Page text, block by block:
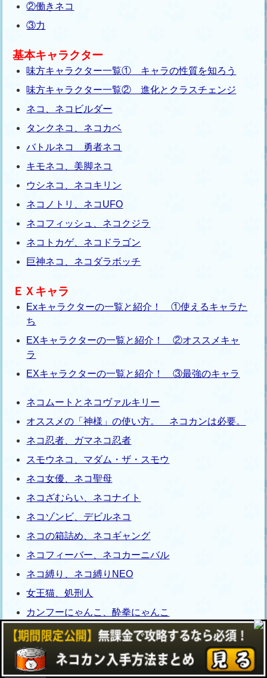
②働きネコ
③力
基本キャラクター
味方キャラクター一覧① キャラの性質を知ろう
味方キャラクター一覧② 進化とクラスチェンジ
ネコ、ネコビルダー
タンクネコ、ネコカベ
バトルネコ 勇者ネコ
キモネコ、美脚ネコ
ウシネコ、ネコキリン
ネコノトリ、ネコUFO
ネコフィッシュ、ネコクジラ
ネコトカゲ、ネコドラゴン
巨神ネコ、ネコダラボッチ
ＥＸキャラ
Exキャラクターの一覧と紹介！ ①使えるキャラた
ち
EXキャラクターの一覧と紹介！ ②オススメキャ
ラ
EXキャラクターの一覧と紹介！ ③最強のキャラ
ネコムートとネコヴァルキリー
オススメの「神様」の使い方。 ネコカンは必要。
ネコ忍者、ガマネコ忍者
スモウネコ、マダム・ザ・スモウ
ネコ女優、ネコ聖母
ネコざむらい、ネコナイト
ネコゾンビ、デビルネコ
ネコの箱詰め、ネコギャング
ネコフィーバー、ネコカーニバル
ネコ縛り、ネコ縛りNEO
女王猫、処刑人
カンフーにゃんこ、酔拳にゃんこ
ネコリンリン、ネコワイルド
ネコスカート、ネコパンツ
Mr.、Super Mr.